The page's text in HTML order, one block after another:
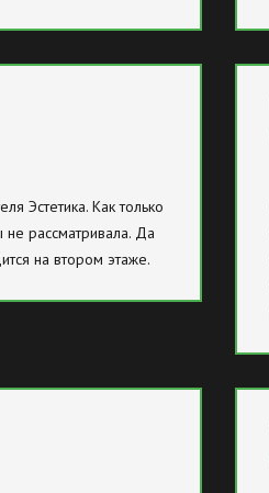
Эстетика. Как только
рассматривала. Да
на втором этаже.